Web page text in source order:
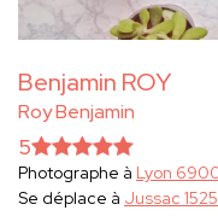
Benjamin ROY
Roy Benjamin
5
Photographe à Lyon
Se déplace à Jussac